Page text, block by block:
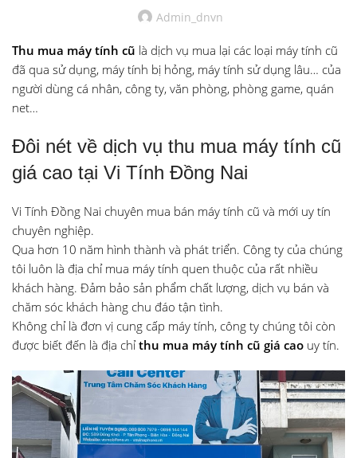
Admin_dnvn
Thu mua máy tính cũ là dịch vụ mua lại các loại máy tính cũ
đã qua sử dụng, máy tính bị hỏng, máy tính sử dụng lâu… của
người dùng cá nhân, công ty, văn phòng, phòng game, quán
net…
Đôi nét về dịch vụ thu mua máy tính cũ
giá cao tại Vi Tính Đồng Nai
Vi Tính Đồng Nai chuyên mua bán máy tính cũ và mới uy tín
chuyên nghiệp.
Qua hơn 10 năm hình thành và phát triển. Công ty của chúng
tôi luôn là địa chỉ mua máy tính quen thuộc của rất nhiều
khách hàng. Đảm bảo sản phẩm chất lượng, dịch vụ bán và
chăm sóc khách hàng chu đáo tận tình.
Không chỉ là đơn vị cung cấp máy tính, công ty chúng tôi còn
được biết đến là địa chỉthu mua máy tính cũ giá cao uy tín.